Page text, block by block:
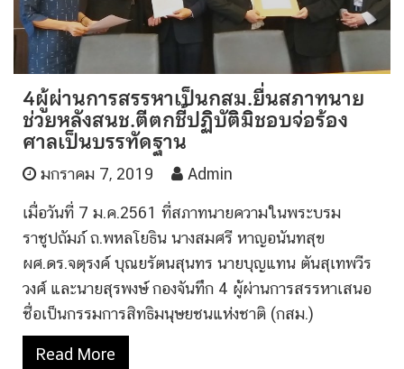
4ผู้ผ่านการสรรหาเป็นกสม.ยื่นสภาทนาย
ช่วยหลังสนช.ตีตกชี้ปฏิบัติมิชอบจ่อร้อง
ศาลเป็นบรรทัดฐาน
มกราคม 7, 2019 Admin
เมื่อวันที่ 7 ม.ค.2561 ที่สภาทนายความในพระบรม
ราชูปถัมภ์ ถ.พหลโยธิน นางสมศรี หาญอนันทสุข
ผศ.ดร.จตุรงค์ บุณยรัตนสุนทร นายบุญแทน ตันสุเทพวีร
วงศ์ และนายสุรพงษ์ กองจันทึก 4 ผู้ผ่านการสรรหาเสนอ
ชื่อเป็นกรรมการสิทธิมนุษยชนแห่งชาติ (กสม.)
Read More